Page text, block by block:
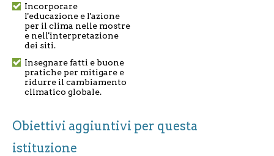
Incorporare
l'educazione e l'azione
per il clima nelle mostre
e nell'interpretazione
dei siti.
Insegnare fatti e buone
pratiche per mitigare e
ridurre il cambiamento
climatico globale.
Obiettivi aggiuntivi per questa
istituzione